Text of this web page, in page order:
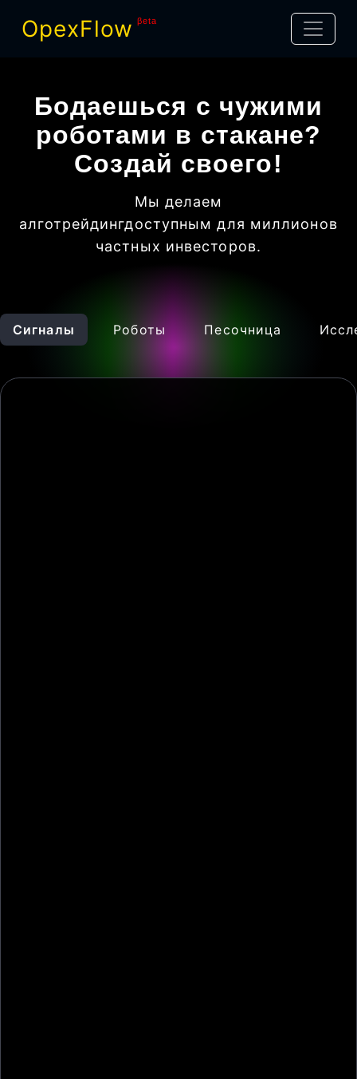
OpexFlow βeta
Бодаешься с чужими
роботами в стакане?
Создай своего!
Мы делаем
алготрейдингдоступным для миллионов
частных инвесторов.
Сигналы Роботы Песочница